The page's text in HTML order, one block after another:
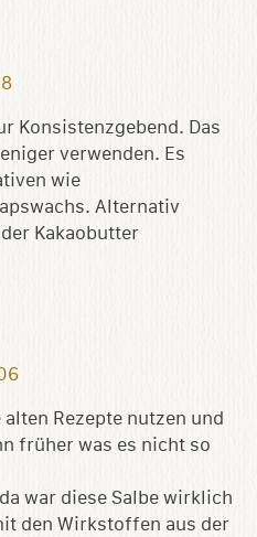
Konsistenzgebend. Das
verwenden. Es
wie
Alternativ
Kakaobutter
Rezepte nutzen und
früher was es nicht so
war diese Salbe wirklich
den Wirkstoffen aus der